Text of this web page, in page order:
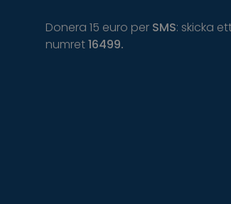
Donera 15 euro per SMS: skicka
numret16499.